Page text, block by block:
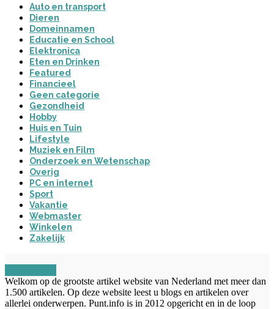
Auto en transport
Dieren
Domeinnamen
Educatie en School
Elektronica
Eten en Drinken
Featured
Financieel
Geen categorie
Gezondheid
Hobby
Huis en Tuin
Lifestyle
Muziek en Film
Onderzoek en Wetenschap
Overig
PC en internet
Sport
Vakantie
Webmaster
Winkelen
Zakelijk
Welkom op de grootste artikel website van Nederland met meer dan
1.500 artikelen. Op deze website leest u blogs en artikelen over
allerlei onderwerpen. Punt.info is in 2012 opgericht en in de loop